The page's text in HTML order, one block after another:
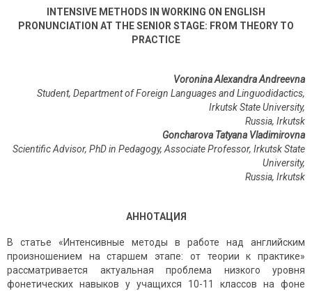
INTENSIVE METHODS IN WORKING ON ENGLISH
PRONUNCIATION AT THE SENIOR STAGE: FROM THEORY TO
PRACTICE
Voronina Alexandra Andreevna
Student, Department of Foreign Languages and Linguodidactics,
Irkutsk State University,
Russia, Irkutsk
Goncharova Tatyana Vladimirovna
Scientific Advisor, PhD in Pedagogy, Associate Professor, Irkutsk State
University,
Russia, Irkutsk
АННОТАЦИЯ
В статье «Интенсивные методы в работе над английским
произношением на старшем этапе: от теории к практике»
рассматривается актуальная проблема низкого уровня
фонетических навыков у учащихся 10-11 классов на фоне